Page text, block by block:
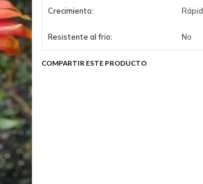
Crecimiento:
Resistente al frio: No
COMPARTIR ESTE PRODUCTO